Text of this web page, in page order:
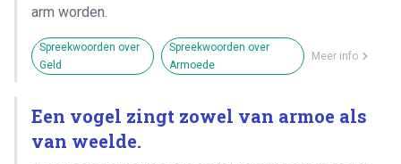
arm worden.
Spreekwoorden over
Geld
Spreekwoorden over
Armoede
Meer info
Een vogel zingt zowel van armoe als
van weelde.